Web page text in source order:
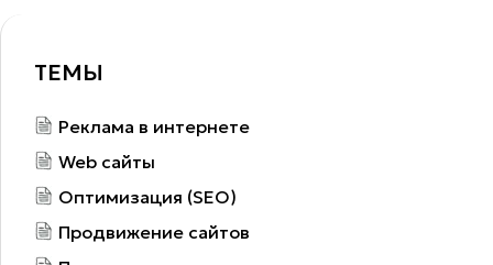
ТЕМЫ
Реклама в интернете
Web сайты
Оптимизация (SEO)
Продвижение сайтов